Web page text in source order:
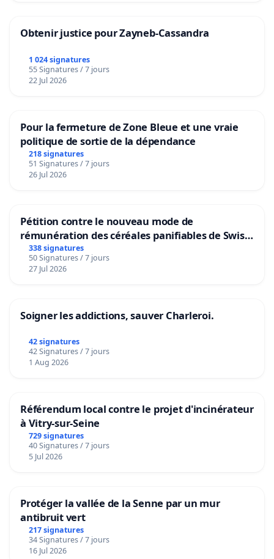
Obtenir justice pour Zayneb-Cassandra
1 024 signatures
55 Signatures / 7 jours
22 Jul 2026
Pour la fermeture de Zone Bleue et une vraie
politique de sortie de la dépendance
218 signatures
51 Signatures / 7 jours
26 Jul 2026
Pétition contre le nouveau mode de
rémunération des céréales panifiables de Swiss
granum basé sur la teneur en protéines
338 signatures
50 Signatures / 7 jours
27 Jul 2026
Soigner les addictions, sauver Charleroi.
42 signatures
42 Signatures / 7 jours
1 Aug 2026
Référendum local contre le projet d'incinérateur
à Vitry-sur-Seine
729 signatures
40 Signatures / 7 jours
5 Jul 2026
Protéger la vallée de la Senne par un mur
antibruit vert
217 signatures
34 Signatures / 7 jours
16 Jul 2026